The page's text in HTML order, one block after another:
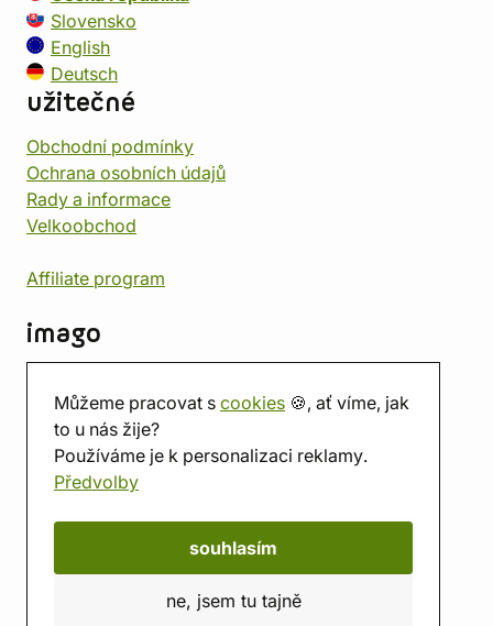
Můžeme pracovat s cookies 🍪, ať víme, jak
to u nás žije?
Používáme je k personalizaci reklamy.
Předvolby
souhlasím
ne, jsem tu tajně
Slovensko
English
Deutsch
užitečné
Obchodní podmínky
Ochrana osobních údajů
Rady a informace
Velkoobchod
Affiliate program
imago
Prodejna
Herna
O nás
Hodnocení obchodu